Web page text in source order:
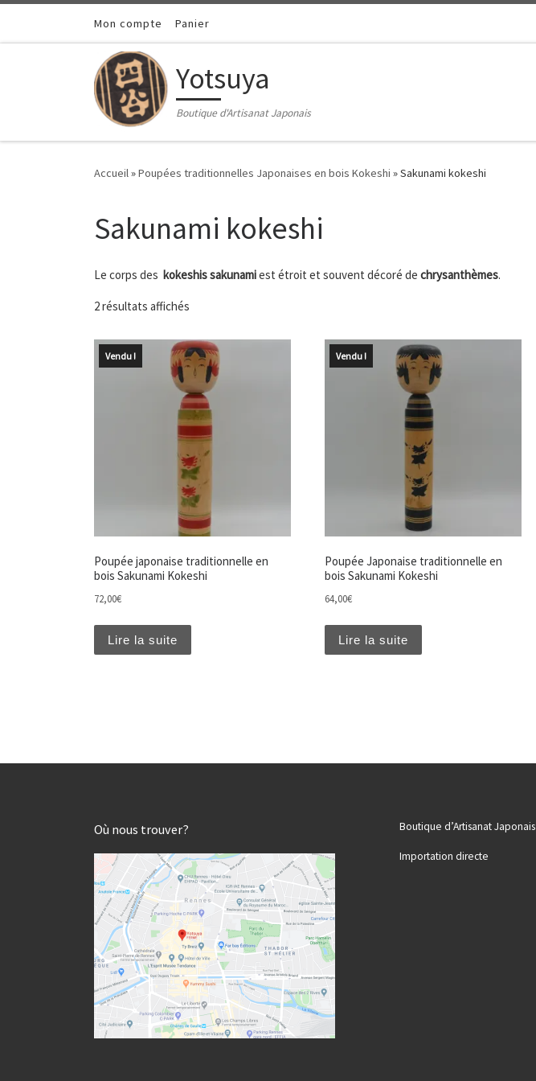
Passer au contenuMon compte Panier
Yotsuya
Boutique d'Artisanat Japonais
Accueil»Poupées traditionnelles Japonaises en bois Kokeshi »Sakunami kokeshi
Sakunami kokeshi
Le corps des kokeshis sakunamiest étroit et souvent décoré de chrysanthèmes.
2 résultats affichés
Vendu !
Poupée japonaise traditionnelle en
bois Sakunami Kokeshi
72,00€
Lire la suite
Vendu !
Poupée Japonaise traditionnelle en
bois Sakunami Kokeshi
64,00€
Lire la suite
Où nous trouver? Boutique d’Artisanat Japonais
Importation directe